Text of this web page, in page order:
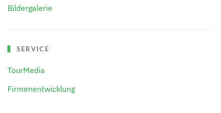
Bildergalerie
SERVICE
TourMedia
Firmenentwicklung